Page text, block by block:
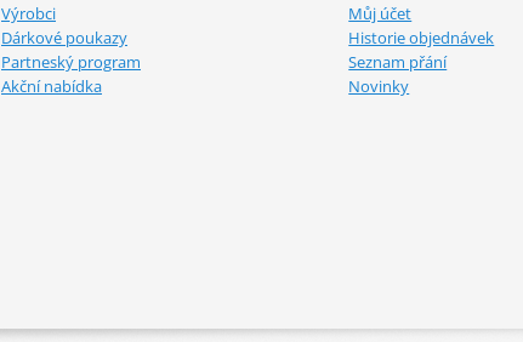
Výrobci
Dárkové poukazy
Partneský program
Akční nabídka
Můj účet
Historie objednávek
Seznam přání
Novinky